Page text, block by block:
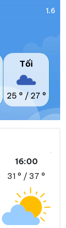
1.6
Tối
25 ° / 27 °
16:00
31 ° / 37 °